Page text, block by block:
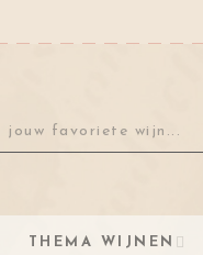
THEMA WIJNEN